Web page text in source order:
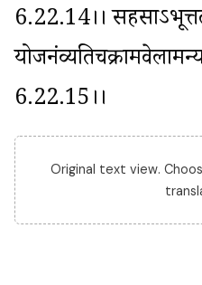
6.22.14।।
6.22.15।।
Original text view.